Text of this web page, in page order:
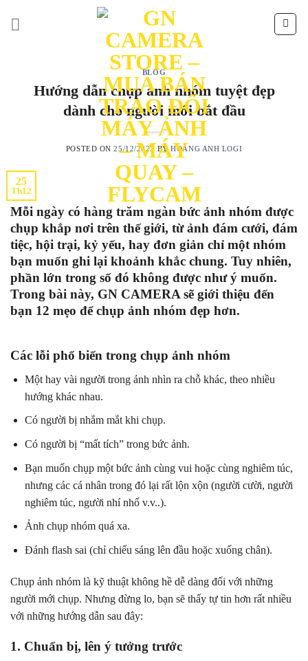
BLOG
Hướng dẫn chụp ảnh nhóm tuyệt đẹp
dành cho người mới bắt đầu
POSTED ON25/12/2023 BYHOÀNG ANH LOGI
25
Th12
Mỗi ngày có hàng trăm ngàn bức ảnh nhóm được
chụp khắp nơi trên thế giới, từ ảnh đám cưới, đám
tiệc, hội trại, kỷ yếu, hay đơn giản chỉ một nhóm
bạn muốn ghi lại khoảnh khắc chung. Tuy nhiên,
phần lớn trong số đó không được như ý muốn.
Trong bài này, GN CAMERA sẽ giới thiệu đến
bạn 12 mẹo để chụp ảnh nhóm đẹp hơn.
Các lỗi phổ biến trong chụp ảnh nhóm
Một hay vài người trong ảnh nhìn ra chỗ khác, theo nhiều
hướng khác nhau.
Có người bị nhắm mắt khi chụp.
Có người bị “mất tích” trong bức ảnh.
Bạn muốn chụp một bức ảnh cùng vui hoặc cùng nghiêm túc,
nhưng các cá nhân trong đó lại rất lộn xộn (người cười, người
nghiêm túc, người nhí nhố v.v..).
Ảnh chụp nhóm quá xa.
Đánh flash sai (chỉ chiếu sáng lên đầu hoặc xuống chân).
Chụp ảnh nhóm là kỹ thuật không hề dễ dàng đối với những
người mới chụp. Nhưng đừng lo, bạn sẽ thấy tự tin hơn rất nhiều
với những hướng dẫn sau đây:
1. Chuẩn bị, lên ý tưởng trước